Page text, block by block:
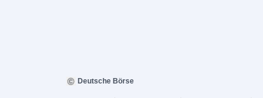
Deutsche Börse